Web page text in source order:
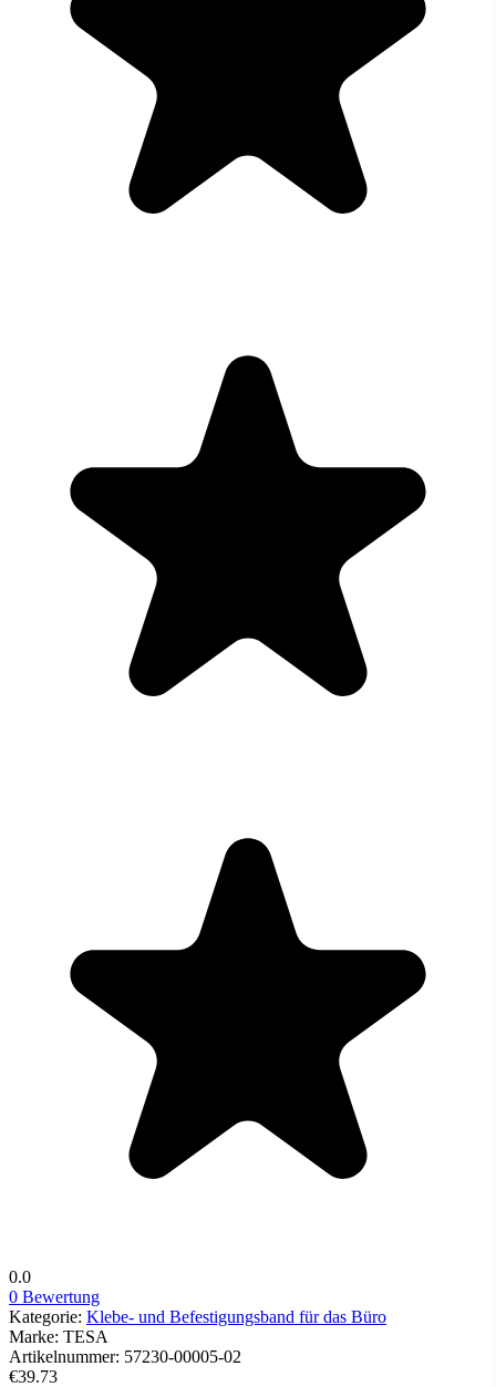
0.0
0 Bewertung
Kategorie: Klebe- und Befestigungsband für das Büro
Marke: TESA
Artikelnummer: 57230-00005-02
€39.73